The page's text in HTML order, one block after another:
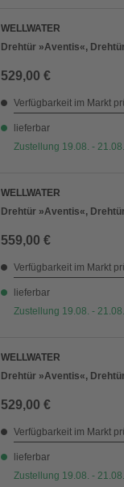
WELLWATER
Drehtür »Aventis«,
529,00 €
Verfügbarkeit im Markt
lieferbar
Zustellung 19.08. - 21.08.
WELLWATER
Drehtür »Aventis«,
559,00 €
Verfügbarkeit im Markt
lieferbar
Zustellung 19.08. - 21.08.
WELLWATER
Drehtür »Aventis«,
529,00 €
Verfügbarkeit im Markt
lieferbar
Zustellung 19.08. - 21.08.